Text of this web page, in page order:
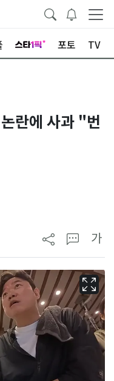
포토 TV
란에 사과 "번
가